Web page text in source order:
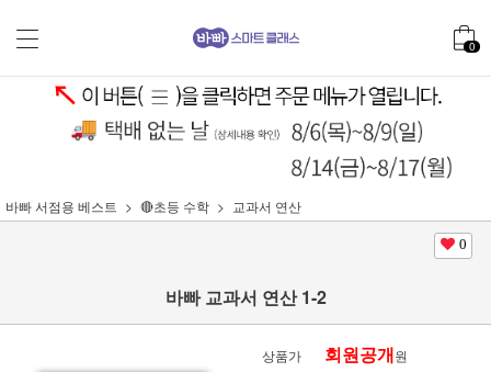
0
바빠 서점용 베스트 🔴초등 수학 교과서 연산
0
바빠 교과서 연산 1-2
상품가 회원공개원